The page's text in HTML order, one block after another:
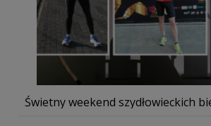
Świetny weekend szydłowieckich